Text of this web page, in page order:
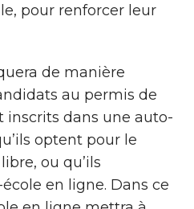
pour renforcer leur
de manière
au permis de
inscrits dans une auto-
optent pour le
ou qu’ils
en ligne. Dans ce